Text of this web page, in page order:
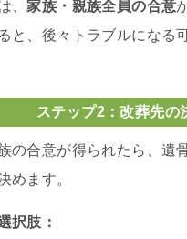
、 家族・親族全員の合意
と、後々トラブルになる
ステップ2：改葬先の
の合意が得られたら、遺
めます。
択肢：